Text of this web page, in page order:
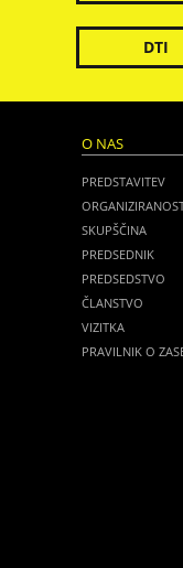
DTI
O NAS
PREDSTAVITEV
SKUPŠČINA
PREDSEDNIK
PREDSEDSTVO
ČLANSTVO
VIZITKA
PRAVILNIK O